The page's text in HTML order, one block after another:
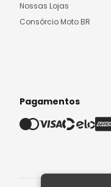
Nossas Lojas
Consórcio Moto BR
Pagamentos